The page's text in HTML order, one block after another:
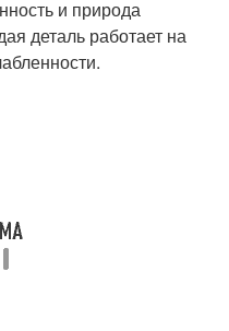
и природа
деталь работает на